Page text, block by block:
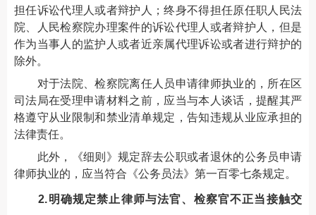
担任诉讼代理人或者辩护人；终身不得担任原任职人民法
院、人民检察院办理案件的诉讼代理人或者辩护人，但是
作为当事人的监护人或者近亲属代理诉讼或者进行辩护的
除外。
对于法院、检察院离任人员申请律师执业的，所在区
司法局在受理申请材料之前，应当与本人谈话，提醒其严
格遵守从业限制和禁业清单规定，告知违规从业应承担的
法律责任。
此外，《细则》规定辞去公职或者退休的公务员申请
律师执业的，应当符合《公务员法》第一百零七条规定。
2.明确规定禁止律师与法官、检察官不正当接触交